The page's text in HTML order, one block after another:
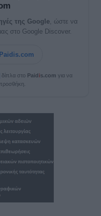
της Google , ώστε να
στο Google Discover.
δίπλα στο Paidis.com για να